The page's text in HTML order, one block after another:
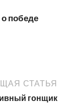
победе
СТАТЬЯ
гонщик